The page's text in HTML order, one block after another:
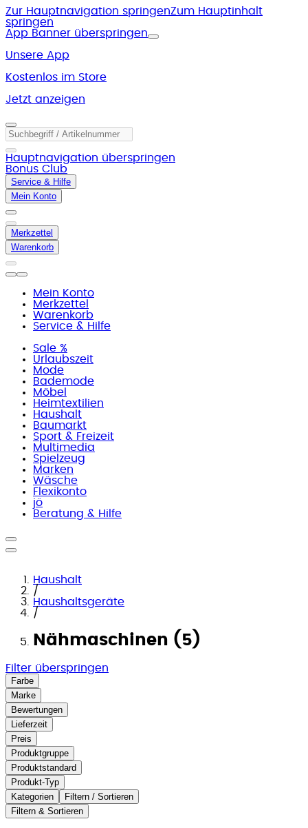
Zur Hauptnavigation springenZum Hauptinhalt
springen
App Banner überspringen
Unsere App
Kostenlos im Store
Jetzt anzeigen
Hauptnavigation überspringen
Bonus Club
Service & Hilfe
Mein Konto
Merkzettel
Warenkorb
Mein Konto
Merkzettel
Warenkorb
Service & Hilfe
Sale %
Urlaubszeit
Mode
Bademode
Möbel
Heimtextilien
Haushalt
Baumarkt
Sport & Freizeit
Multimedia
Spielzeug
Marken
Wäsche
Flexikonto
jö
Beratung & Hilfe
Haushalt
/
Haushaltsgeräte
/
Nähmaschinen (5)
Filter überspringen
Farbe
Marke
Bewertungen
Lieferzeit
Preis
Produktgruppe
Produktstandard
Produkt-Typ
Kategorien
Filtern / Sortieren
Filtern & Sortieren